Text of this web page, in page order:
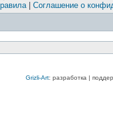
| Соглашение о
Grizli-Art: разработка |